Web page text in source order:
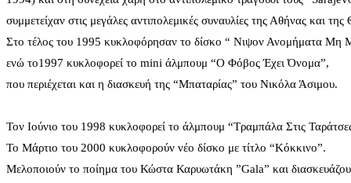
συμμετείχαν στις μεγάλες αντιπολεμικές συναυλίες της Αθήνας και
Στο τέλος του 1995 κυκλοφόρησαν το δίσκο “ Νιψον Ανομήματα Μη
ενώ το1997 κυκλοφορεί το mini άλμπουμ “Ο Φόβος Έχει Όνομα”,
που περιέχεται και η διασκευή της “Mπαταρίας” του Νικόλα Άσιμου.
Τον Ιούνιο του 1998 κυκλοφορεί το άλμπουμ “Τραμπάλα Στις
Το Μάρτιο του 2000 κυκλοφορούν νέο δίσκο με τίτλο “Κόκκινο”.
Μελοποιούν το ποίημα του Κώστα Καρυωτάκη ”Gala” και